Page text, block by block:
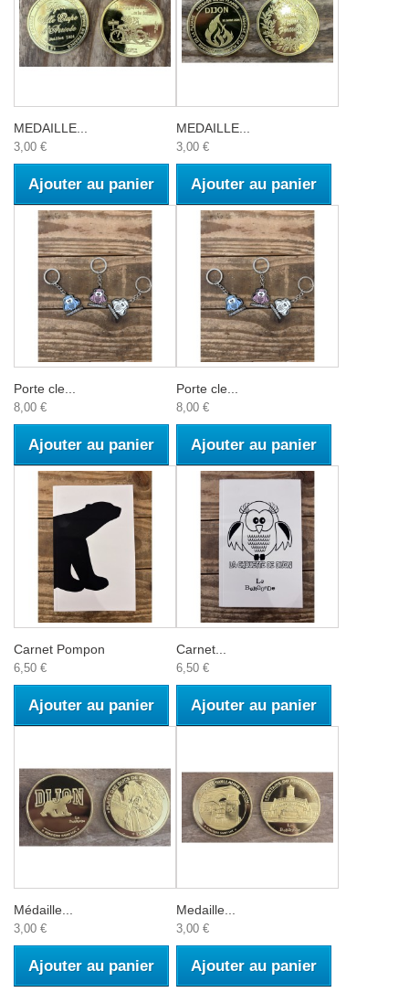
MEDAILLE...
3,00 €
Ajouter au panier
MEDAILLE...
3,00 €
Ajouter au panier
Porte cle...
8,00 €
Ajouter au panier
Porte cle...
8,00 €
Ajouter au panier
Carnet Pompon
6,50 €
Ajouter au panier
Carnet...
6,50 €
Ajouter au panier
Médaille...
3,00 €
Ajouter au panier
Medaille...
3,00 €
Ajouter au panier